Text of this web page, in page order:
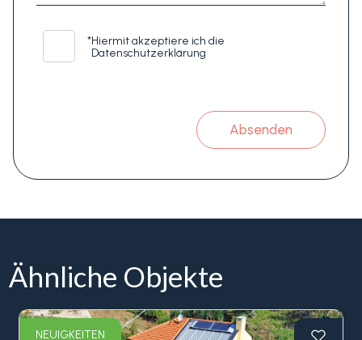
*Hiermit akzeptiere ich die
Datenschutzerklärung
Absenden
Ähnliche Objekte
NEUIGKEITEN